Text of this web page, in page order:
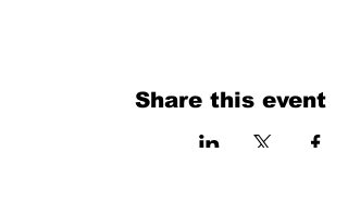
Share this event